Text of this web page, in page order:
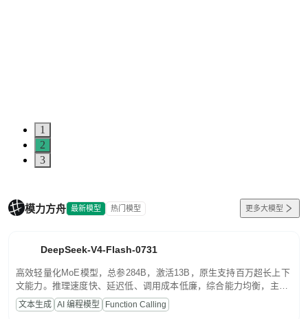
1
2
3
模力方舟 最新模型 热门模型 更多大模型
DeepSeek-V4-Flash-0731
高效轻量化MoE模型，总参284B，激活13B，原生支持百万超长上下
文能力。推理速度快、延迟低、调用成本低廉，综合能力均衡，主打
高并发、轻量化任务，适合日常对话、内容创作、基础 RAG、批量
文案处理等普惠刚需场景。
文本生成 AI 编程模型 Function Calling